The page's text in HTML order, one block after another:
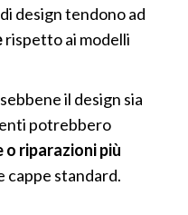
design tendono ad
rispetto ai modelli
il design sia
potrebbero
riparazioni più
cappe standard.